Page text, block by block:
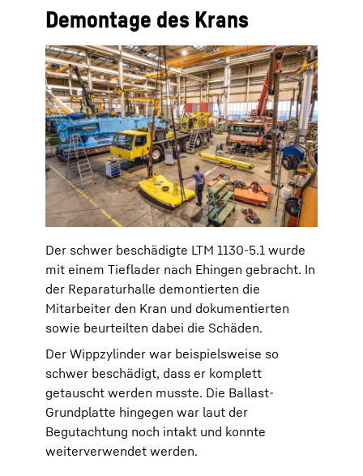
Demontage des Krans
Der schwer beschädigte LTM 1130-5.1 wurde
mit einem Tieflader nach Ehingen gebracht. In
der Reparaturhalle demontierten die
Mitarbeiter den Kran und dokumentierten
sowie beurteilten dabei die Schäden.
Der Wippzylinder war beispielsweise so
schwer beschädigt, dass er komplett
getauscht werden musste. Die Ballast-
Grundplatte hingegen war laut der
Begutachtung noch intakt und konnte
weiterverwendet werden.